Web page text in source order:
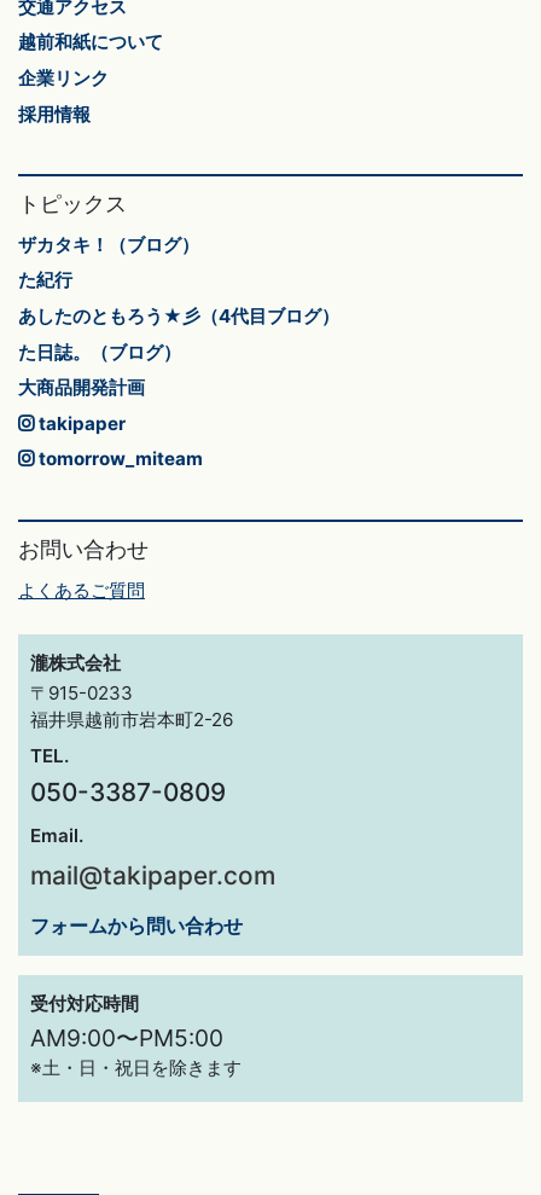
交通アクセス
越前和紙について
企業リンク
採用情報
トピックス
ザカタキ！（ブログ）
た紀行
あしたのともろう★彡（4代目ブログ）
た日誌。（ブログ）
大商品開発計画
takipaper
tomorrow_miteam
お問い合わせ
よくあるご質問
瀧株式会社
〒915-0233
福井県越前市岩本町2-26
TEL.
050-3387-0809
Email.
mail@takipaper.com
フォームから問い合わせ
受付対応時間
AM9:00〜PM5:00
※土・日・祝日を除きます